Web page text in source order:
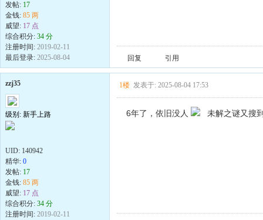
发帖: 17
金钱: 85 两
威望: 17 点
综合积分: 34 分
注册时间: 2019-02-11
最后登录: 2025-08-04 回复 引用
zzj35
级别: 新手上路
UID: 140942
精华: 0
发帖: 17
金钱: 85 两
威望: 17 点
综合积分: 34 分
注册时间: 2019-02-11
1楼 发表于: 2025-08-04 17:53
6年了，依旧没人 未解之谜又搜